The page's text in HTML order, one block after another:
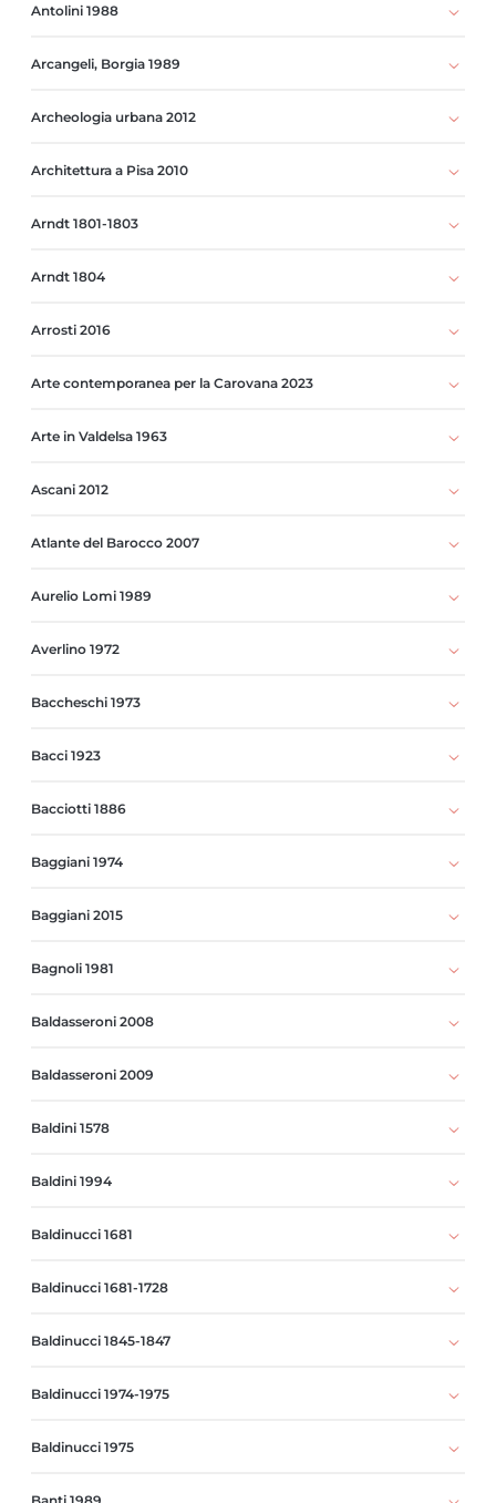
Antolini 1988
Arcangeli, Borgia 1989
Archeologia urbana 2012
Architettura a Pisa 2010
Arndt 1801-1803
Arndt 1804
Arrosti 2016
Arte contemporanea per la Carovana 2023
Arte in Valdelsa 1963
Ascani 2012
Atlante del Barocco 2007
Aurelio Lomi 1989
Averlino 1972
Baccheschi 1973
Bacci 1923
Bacciotti 1886
Baggiani 1974
Baggiani 2015
Bagnoli 1981
Baldasseroni 2008
Baldasseroni 2009
Baldini 1578
Baldini 1994
Baldinucci 1681
Baldinucci 1681-1728
Baldinucci 1845-1847
Baldinucci 1974-1975
Baldinucci 1975